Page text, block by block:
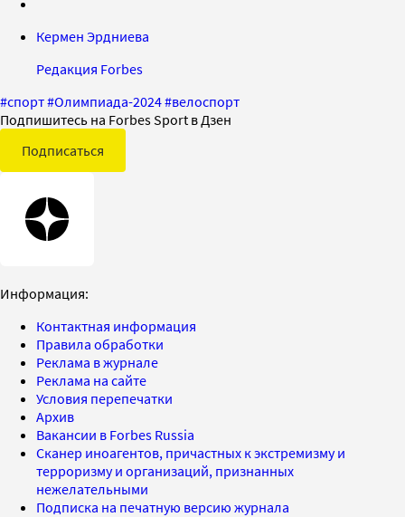
Кермен Эрдниева
Редакция Forbes
#спорт#Олимпиада-2024#велоспорт
Подпишитесь на Forbes Sport в Дзен
Подписаться
Информация:
Контактная информация
Правила обработки
Реклама в журнале
Реклама на сайте
Условия перепечатки
Архив
Вакансии в Forbes Russia
Сканер иноагентов, причастных к экстремизму и
терроризму и организаций, признанных
нежелательными
Подписка на печатную версию журнала